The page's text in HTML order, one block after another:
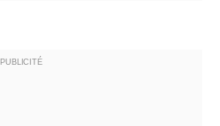
PUBLICITÉ